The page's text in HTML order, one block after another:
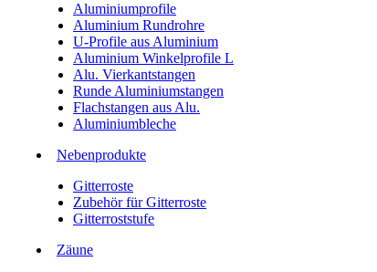
Aluminiumprofile
Aluminium Rundrohre
U-Profile aus Aluminium
Aluminium Winkelprofile L
Alu. Vierkantstangen
Runde Aluminiumstangen
Flachstangen aus Alu.
Aluminiumbleche
Nebenprodukte
Gitterroste
Zubehör für Gitterroste
Gitterroststufe
Zäune